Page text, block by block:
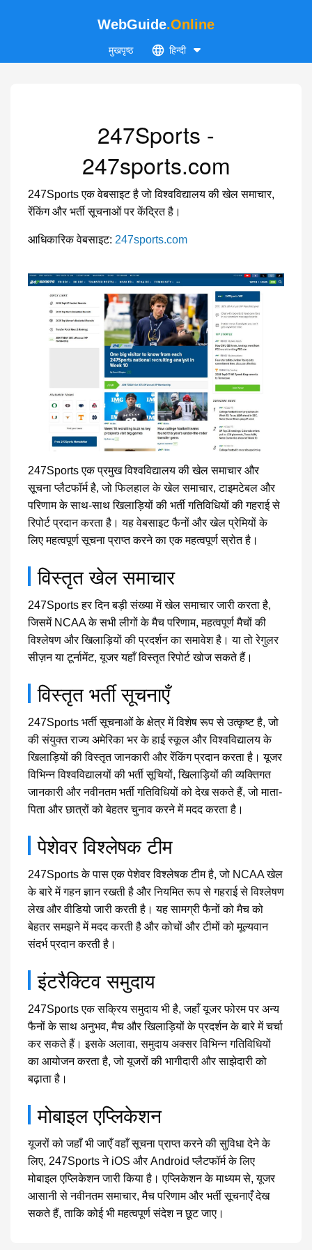
WebGuide.Online
मुखपृष्ठ हिन्दी
247Sports -
247sports.com
247Sports एक वेबसाइट है जो विश्वविद्यालय की खेल समाचार,
रेंकिंग और भर्ती सूचनाओं पर केंद्रित है।
आधिकारिक वेबसाइट: 247sports.com
247Sports एक प्रमुख विश्वविद्यालय की खेल समाचार और
सूचना प्लैटफॉर्म है, जो फिलहाल के खेल समाचार, टाइमटेबल और
परिणाम के साथ-साथ खिलाड़ियों की भर्ती गतिविधियों की गहराई से
रिपोर्ट प्रदान करता है। यह वेबसाइट फैनों और खेल प्रेमियों के
लिए महत्वपूर्ण सूचना प्राप्त करने का एक महत्वपूर्ण स्रोत है।
विस्तृत खेल समाचार
247Sports हर दिन बड़ी संख्या में खेल समाचार जारी करता है,
जिसमें NCAA के सभी लीगों के मैच परिणाम, महत्वपूर्ण मैचों की
विश्लेषण और खिलाड़ियों की प्रदर्शन का समावेश है। या तो रेगुलर
सीज़न या टूर्नामेंट, यूजर यहाँ विस्तृत रिपोर्ट खोज सकते हैं।
विस्तृत भर्ती सूचनाएँ
247Sports भर्ती सूचनाओं के क्षेत्र में विशेष रूप से उत्कृष्ट है, जो
की संयुक्त राज्य अमेरिका भर के हाई स्कूल और विश्वविद्यालय के
खिलाड़ियों की विस्तृत जानकारी और रेंकिंग प्रदान करता है। यूजर
विभिन्न विश्वविद्यालयों की भर्ती सूचियों, खिलाड़ियों की व्यक्तिगत
जानकारी और नवीनतम भर्ती गतिविधियों को देख सकते हैं, जो माता-
पिता और छात्रों को बेहतर चुनाव करने में मदद करता है।
पेशेवर विश्लेषक टीम
247Sports के पास एक पेशेवर विश्लेषक टीम है, जो NCAA खेल
के बारे में गहन ज्ञान रखती है और नियमित रूप से गहराई से विश्लेषण
लेख और वीडियो जारी करती है। यह सामग्री फैनों को मैच को
बेहतर समझने में मदद करती है और कोचों और टीमों को मूल्यवान
संदर्भ प्रदान करती है।
इंटरैक्टिव समुदाय
247Sports एक सक्रिय समुदाय भी है, जहाँ यूजर फोरम पर अन्य
फैनों के साथ अनुभव, मैच और खिलाड़ियों के प्रदर्शन के बारे में चर्चा
कर सकते हैं। इसके अलावा, समुदाय अक्सर विभिन्न गतिविधियों
का आयोजन करता है, जो यूजरों की भागीदारी और साझेदारी को
बढ़ाता है।
मोबाइल एप्लिकेशन
यूजरों को जहाँ भी जाएँ वहाँ सूचना प्राप्त करने की सुविधा देने के
लिए, 247Sports ने iOS और Android प्लैटफॉर्म के लिए
मोबाइल एप्लिकेशन जारी किया है। एप्लिकेशन के माध्यम से, यूजर
आसानी से नवीनतम समाचार, मैच परिणाम और भर्ती सूचनाएँ देख
सकते हैं, ताकि कोई भी महत्वपूर्ण संदेश न छूट जाए।